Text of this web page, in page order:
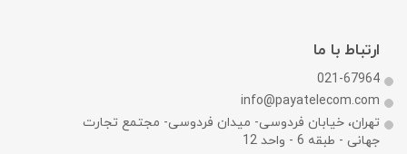
ارتباط با ما
021-67964
info@payatelecom.com
تهران، خیابان فردوسی- میدان فردوسی- مجتمع تجارت
جهانی - طبقه 6 - واحد 12